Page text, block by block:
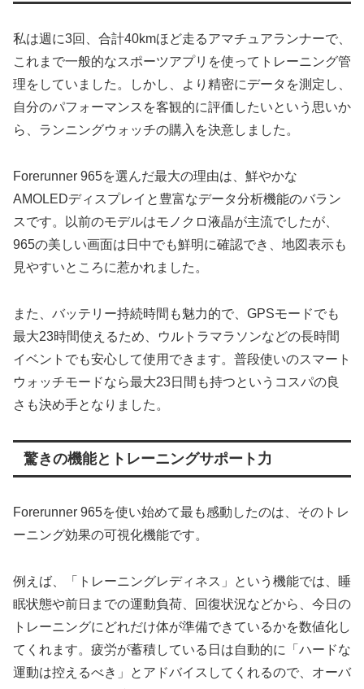
私は週に3回、合計40kmほど走るアマチュアランナーで、
これまで一般的なスポーツアプリを使ってトレーニング管
理をしていました。しかし、より精密にデータを測定し、
自分のパフォーマンスを客観的に評価したいという思いか
ら、ランニングウォッチの購入を決意しました。
Forerunner 965を選んだ最大の理由は、鮮やかな
AMOLEDディスプレイと豊富なデータ分析機能のバラン
スです。以前のモデルはモノクロ液晶が主流でしたが、
965の美しい画面は日中でも鮮明に確認でき、地図表示も
見やすいところに惹かれました。
また、バッテリー持続時間も魅力的で、GPSモードでも
最大23時間使えるため、ウルトラマラソンなどの長時間
イベントでも安心して使用できます。普段使いのスマート
ウォッチモードなら最大23日間も持つというコスパの良
さも決め手となりました。
驚きの機能とトレーニングサポート力
Forerunner 965を使い始めて最も感動したのは、そのトレ
ーニング効果の可視化機能です。
例えば、「トレーニングレディネス」という機能では、睡
眠状態や前日までの運動負荷、回復状況などから、今日の
トレーニングにどれだけ体が準備できているかを数値化し
てくれます。疲労が蓄積している日は自動的に「ハードな
運動は控えるべき」とアドバイスしてくれるので、オーバ